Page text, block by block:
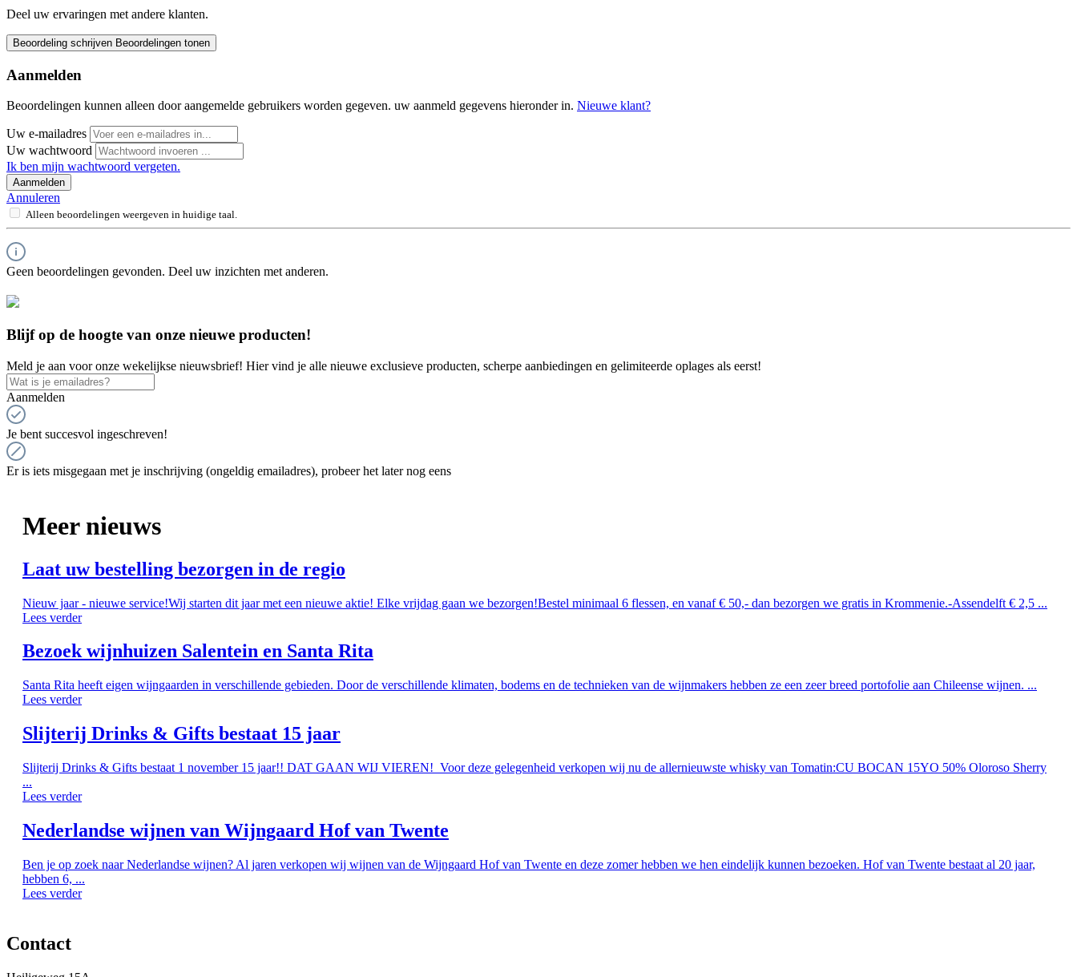
Deel uw ervaringen met andere klanten.
Beoordeling schrijven Beoordelingen tonen
Aanmelden
Beoordelingen kunnen alleen door aangemelde gebruikers worden gegeven. uw aanmeld gegevens hieronder in. Nieuwe klant?
Uw e-mailadres
Uw wachtwoord
Ik ben mijn wachtwoord vergeten.
Aanmelden
Annuleren
Alleen beoordelingen weergeven in huidige taal.
Geen beoordelingen gevonden. Deel uw inzichten met anderen.
Blijf op de hoogte van onze nieuwe producten!
Meld je aan voor onze wekelijkse nieuwsbrief! Hier vind je alle nieuwe exclusieve producten, scherpe aanbiedingen en gelimiteerde oplages als eerst!
Aanmelden
Je bent succesvol ingeschreven!
Er is iets misgegaan met je inschrijving (ongeldig emailadres), probeer het later nog eens
Meer nieuws
Laat uw bestelling bezorgen in de regio
Nieuw jaar - nieuwe service!Wij starten dit jaar met een nieuwe aktie! Elke vrijdag gaan we bezorgen!Bestel minimaal 6 flessen, en vanaf € 50,- dan bezorgen we gratis in Krommenie.-Assendelft € 2,5 ...
Lees verder
Bezoek wijnhuizen Salentein en Santa Rita
Santa Rita heeft eigen wijngaarden in verschillende gebieden. Door de verschillende klimaten, bodems en de technieken van de wijnmakers hebben ze een zeer breed portofolie aan Chileense wijnen. ...
Lees verder
Slijterij Drinks & Gifts bestaat 15 jaar
Slijterij Drinks & Gifts bestaat 1 november 15 jaar!! DAT GAAN WIJ VIEREN! Voor deze gelegenheid verkopen wij nu de allernieuwste whisky van Tomatin:CU BOCAN 15YO 50% Oloroso Sherry
...
Lees verder
Nederlandse wijnen van Wijngaard Hof van Twente
Ben je op zoek naar Nederlandse wijnen? Al jaren verkopen wij wijnen van de Wijngaard Hof van Twente en deze zomer hebben we hen eindelijk kunnen bezoeken. Hof van Twente bestaat al 20 jaar,
hebben 6, ...
Lees verder
Contact